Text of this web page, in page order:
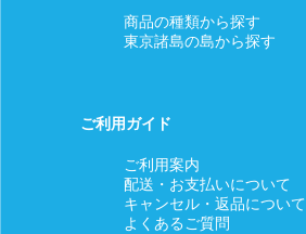
商品の種類から探す
東京諸島の島から探す
ご利用ガイド
ご利用案内
配送・お支払いについて
キャンセル・返品について
よくあるご質問